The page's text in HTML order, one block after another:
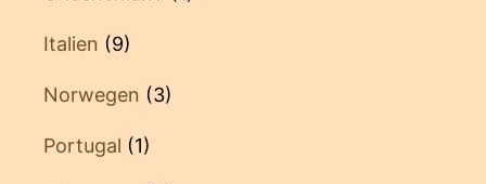
Italien (9)
Norwegen (3)
Portugal (1)